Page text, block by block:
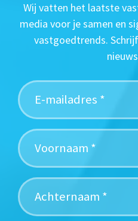
Wij vatten het laatste
media voor je samen en
vastgoedtrends.